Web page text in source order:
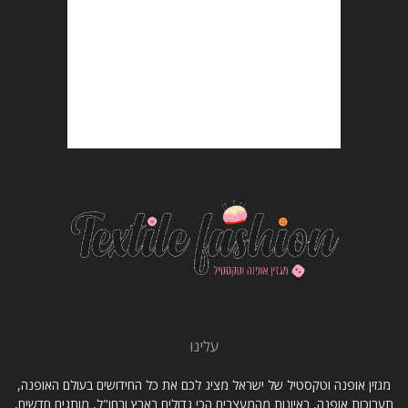
עלינו
מגזין אופנה וטקסטיל של ישראל מציג לכם את כל החידושים בעולם האופנה,
תערוכות אופנה, ראיונות מהמעצבים הכי גדולים בארץ ובחו"ל, מותגים חדשים,